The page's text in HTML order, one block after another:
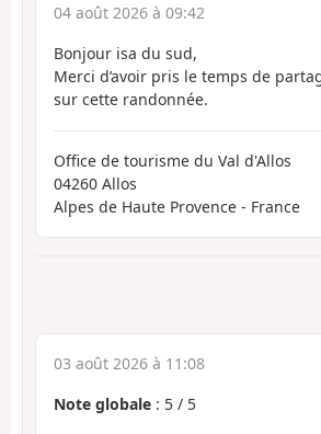
04 août 2026 à 09:42
Bonjour isa du sud,
Merci d’avoir pris le temps de
sur cette randonnée.
Office de tourisme du Val d'Allos
04260 Allos
Alpes de Haute Provence - France
03 août 2026 à 11:08
Note globale : 5 / 5